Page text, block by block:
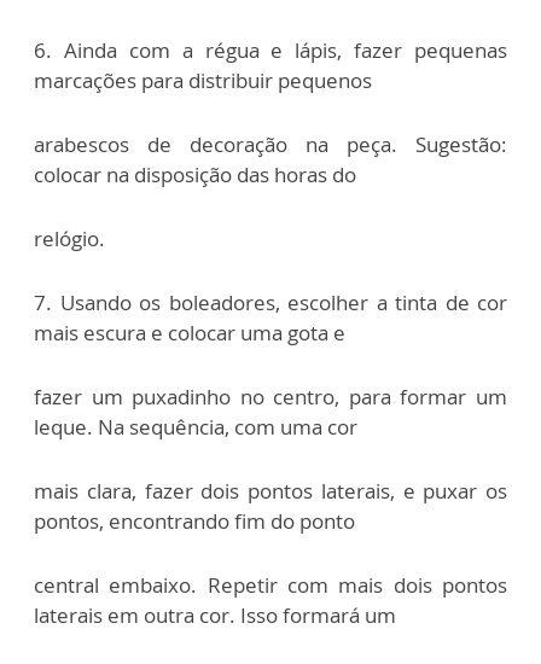
6. Ainda com a régua e lápis, fazer pequenas
marcações para distribuir pequenos
arabescos de decoração na peça. Sugestão:
colocar na disposição das horas do
relógio.
7. Usando os boleadores, escolher a tinta de cor
mais escura e colocar uma gota e
fazer um puxadinho no centro, para formar um
leque. Na sequência, com uma cor
mais clara, fazer dois pontos laterais, e puxar os
pontos, encontrando fim do ponto
central embaixo. Repetir com mais dois pontos
laterais em outra cor. Isso formará um